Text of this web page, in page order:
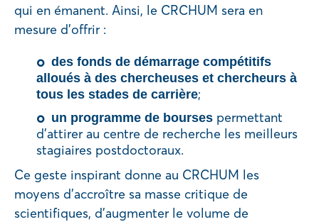
qui en émanent. Ainsi, le CRCHUM sera en
mesure d’offrir :
des fonds de démarrage compétitifs
alloués à des chercheuses et chercheurs à
tous les stades de carrière;
un programme de boursespermettant
d’attirer au centre de recherche les meilleurs
stagiaires postdoctoraux.
Ce geste inspirant donne au CRCHUM les
moyens d’accroître sa masse critique de
scientifiques, d’augmenter le volume de